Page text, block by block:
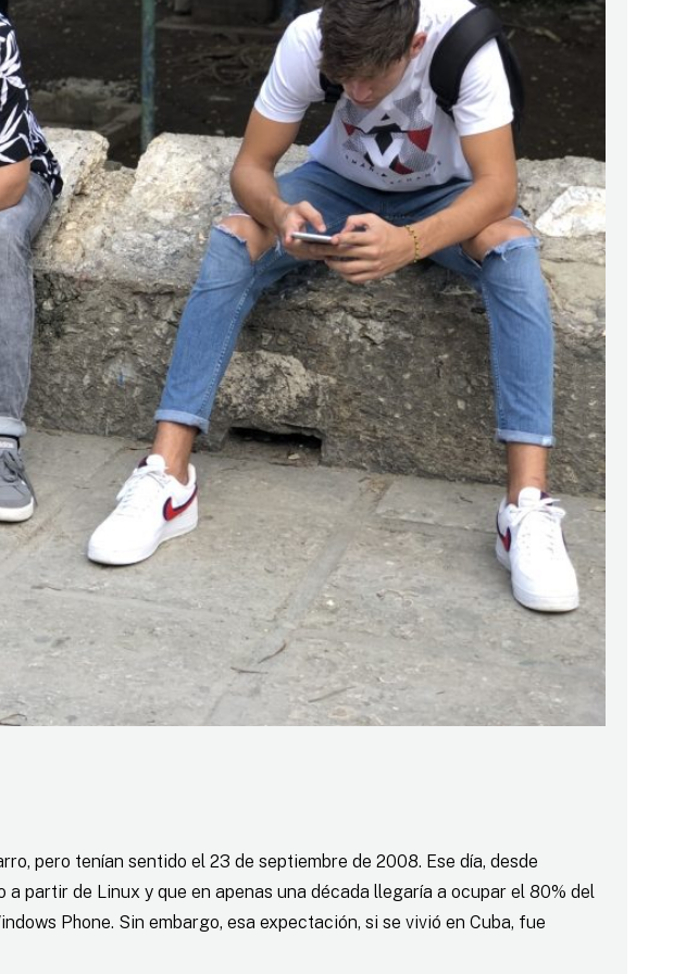
pero tenían sentido el 23 de septiembre de 2008. Ese día, desde
partir de Linux y que en apenas una década llegaría a ocupar el 80% del
Phone. Sin embargo, esa expectación, si se vivió en Cuba, fue